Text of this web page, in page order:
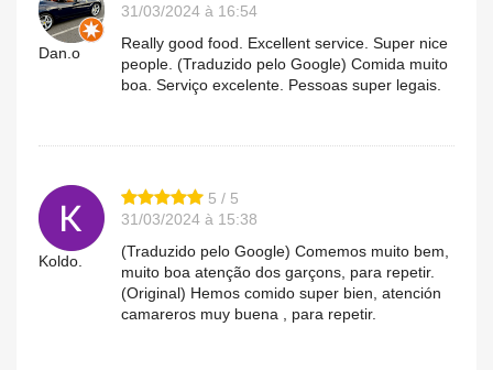
Dan.o
31/03/2024 à 16:54
Really good food. Excellent service. Super nice
people. (Traduzido pelo Google) Comida muito
boa. Serviço excelente. Pessoas super legais.
Koldo.
5 / 5
31/03/2024 à 15:38
(Traduzido pelo Google) Comemos muito bem,
muito boa atenção dos garçons, para repetir.
(Original) Hemos comido super bien, atención
camareros muy buena , para repetir.